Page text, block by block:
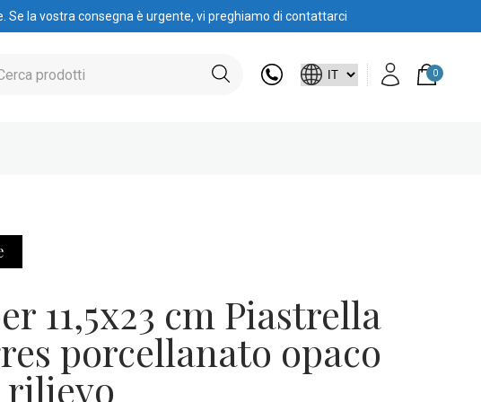
la vostra consegna è urgente, vi preghiamo di contattarci
0
11,5x23 cm Piastrella
porcellanato opaco
rilievo